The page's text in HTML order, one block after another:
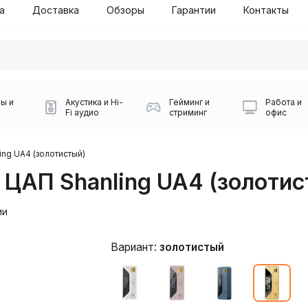
СДЭК
Доставка Обзоры Гарантии Контакты
Игровые наушники Беспроводные колонки
и
Наборы
Акустика и Hi-
Fi аудио
Портативные колонки Ресиверы
Гейминг и
стриминг
Игровые мыши Logitech Геймпады
Работа и
офис
Наборы периферии Коврики для мыши
USB Type-C адаптеры
UA4 (золотистый)
Shanling UA4
Вариант:золотистый